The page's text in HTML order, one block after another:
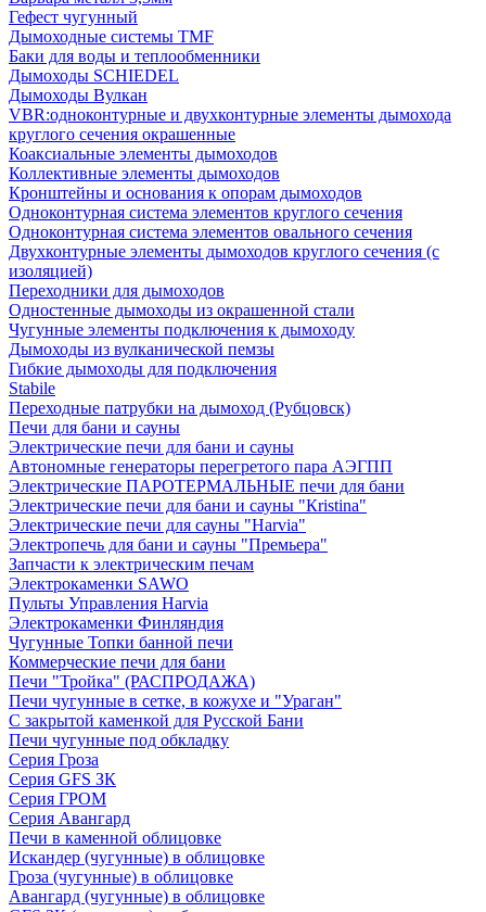
Гефест чугунный
Дымоходные системы TMF
Баки для воды и теплообменники
Дымоходы SCHIEDEL
Дымоходы Вулкан
VBR:одноконтурные и двухконтурные элементы дымохода
круглого сечения окрашенные
Коаксиальные элементы дымоходов
Коллективные элементы дымоходов
Кронштейны и основания к опорам дымоходов
Одноконтурная система элементов круглого сечения
Одноконтурная система элементов овального сечения
Двухконтурные элементы дымоходов круглого сечения (с
изоляцией)
Переходники для дымоходов
Одностенные дымоходы из окрашенной стали
Чугунные элементы подключения к дымоходу
Дымоходы из вулканической пемзы
Гибкие дымоходы для подключения
Stabile
Переходные патрубки на дымоход (Рубцовск)
Печи для бани и сауны
Электрические печи для бани и сауны
Автономные генераторы перегретого пара АЭГПП
Электрические ПАРОТЕРМАЛЬНЫЕ печи для бани
Электрические печи для бани и сауны "Кristina"
Электрические печи для сауны "Harvia"
Электропечь для бани и сауны "Премьера"
Запчасти к электрическим печам
Электрокаменки SAWO
Пульты Управления Harvia
Электрокаменки Финляндия
Чугунные Топки банной печи
Коммерческие печи для бани
Печи "Тройка" (РАСПРОДАЖА)
Печи чугунные в сетке, в кожухе и "Ураган"
С закрытой каменкой для Русской Бани
Печи чугунные под обкладку
Серия Гроза
Серия GFS ЗК
Серия ГРОМ
Серия Авангард
Печи в каменной облицовке
Искандер (чугунные) в облицовке
Гроза (чугунные) в облицовке
Авангард (чугунные) в облицовке